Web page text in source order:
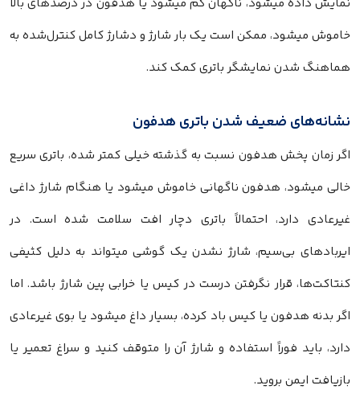
خاموش میشود، ممکن است یک بار شارژ و دشارژ کامل کنترل‌شده به
هماهنگ شدن نمایشگر باتری کمک کند.
نشانه‌های ضعیف شدن باتری هدفون
اگر زمان پخش هدفون نسبت به گذشته خیلی کمتر شده، باتری سریع
خالی میشود، هدفون ناگهانی خاموش میشود یا هنگام شارژ داغی
غیرعادی دارد، احتمالاً باتری دچار افت سلامت شده است. در
ایربادهای بی‌سیم، شارژ نشدن یک گوشی میتواند به دلیل کثیفی
کنتاکت‌ها، قرار نگرفتن درست در کیس یا خرابی پین شارژ باشد. اما
اگر بدنه هدفون یا کیس باد کرده، بسیار داغ میشود یا بوی غیرعادی
دارد، باید فوراً استفاده و شارژ آن را متوقف کنید و سراغ تعمیر یا
بازیافت ایمن بروید.